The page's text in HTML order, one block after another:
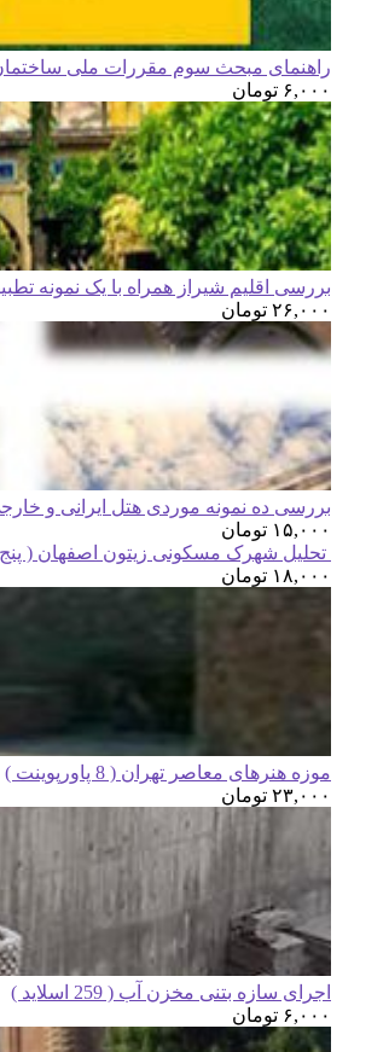
راهنمای مبحث سوم مقررات ملی
۶,۰۰۰ تومان
بررسی اقلیم شیراز همراه با یک نمونه تطبیقی ( 126
۲۶,۰۰۰ تومان
بررسی ده نمونه موردی هتل ایرانی و خارجی ( 124
۱۵,۰۰۰ تومان
تحلیل شهرک مسکونی زیتون اصفهان ( پنج
۱۸,۰۰۰ تومان
موزه هنرهای معاصر تهران ( 8 پاورپوینت )
۲۳,۰۰۰ تومان
اجرای سازه بتنی مخزن آب ( 259 اسلاید )
۶,۰۰۰ تومان